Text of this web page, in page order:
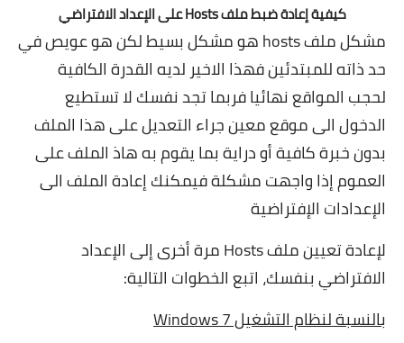
كيفية إعادة ضبط ملف Hosts على الإعداد الافتراضي
مشكل ملف hosts هو مشكل بسيط لكن هو عويص في
حد ذاته للمبتدئين فهذا الاخير لديه القدرة الكافية
لحجب المواقع نهائيا فربما تجد نفسك لا تستطيع
الدخول الى موقع معين جراء التعديل على هذا الملف
بدون خبرة كافية أو دراية بما يقوم به هاذ الملف على
العموم إذا واجهت مشكلة فيمكنك إعادة الملف الى
الإعدادات الإفتراضية
لإعادة تعيين ملف Hosts مرة أخرى إلى الإعداد
الافتراضي بنفسك، اتبع الخطوات التالية:
بالنسبة لنظام التشغيل Windows 7